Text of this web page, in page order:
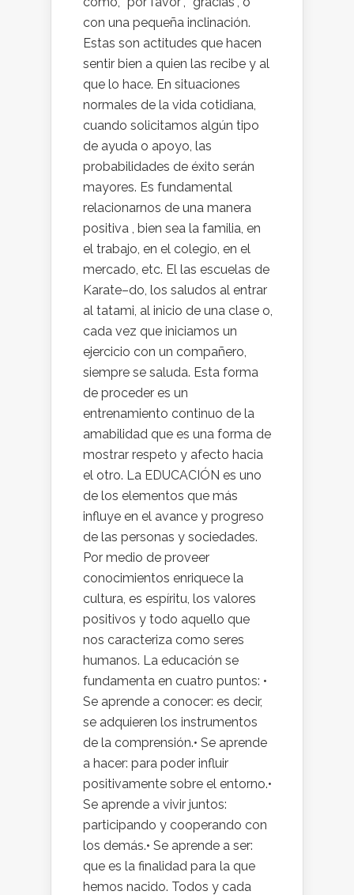
con una pequeña inclinación.
Estas son actitudes que hacen
sentir bien a quien las recibe y al
que lo hace. En situaciones
normales de la vida cotidiana,
cuando solicitamos algún tipo
de ayuda o apoyo, las
probabilidades de éxito serán
mayores. Es fundamental
relacionarnos de una manera
positiva , bien sea la familia, en
el trabajo, en el colegio, en el
mercado, etc. El las escuelas de
Karate–do, los saludos al entrar
al tatami, al inicio de una clase o,
cada vez que iniciamos un
ejercicio con un compañero,
siempre se saluda. Esta forma
de proceder es un
entrenamiento continuo de la
amabilidad que es una forma de
mostrar respeto y afecto hacia
el otro. La EDUCACIÓN es uno
de los elementos que más
influye en el avance y progreso
de las personas y sociedades.
Por medio de proveer
conocimientos enriquece la
cultura, es espíritu, los valores
positivos y todo aquello que
nos caracteriza como seres
humanos. La educación se
fundamenta en cuatro puntos: •
Se aprende a conocer: es decir,
se adquieren los instrumentos
de la comprensión.• Se aprende
a hacer: para poder influir
positivamente sobre el entorno.•
Se aprende a vivir juntos:
participando y cooperando con
los demás.• Se aprende a ser:
que es la finalidad para la que
hemos nacido. Todos y cada